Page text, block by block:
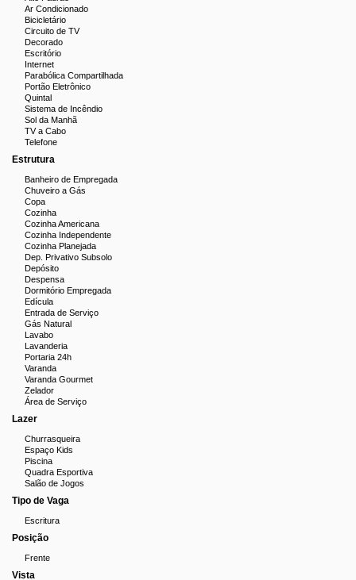
Ar Condicionado
Bicicletário
Circuito de TV
Decorado
Escritório
Internet
Parabólica Compartilhada
Portão Eletrônico
Quintal
Sistema de Incêndio
Sol da Manhã
TV a Cabo
Telefone
Estrutura
Banheiro de Empregada
Chuveiro a Gás
Copa
Cozinha
Cozinha Americana
Cozinha Independente
Cozinha Planejada
Dep. Privativo Subsolo
Depósito
Despensa
Dormitório Empregada
Edícula
Entrada de Serviço
Gás Natural
Lavabo
Lavanderia
Portaria 24h
Varanda
Varanda Gourmet
Zelador
Área de Serviço
Lazer
Churrasqueira
Espaço Kids
Piscina
Quadra Esportiva
Salão de Jogos
Tipo de Vaga
Escritura
Posição
Frente
Vista